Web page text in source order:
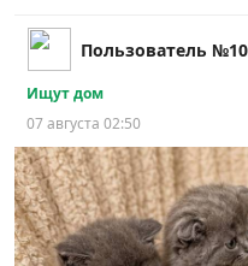
Пользователь
Ищут дом
07 августа 02:50